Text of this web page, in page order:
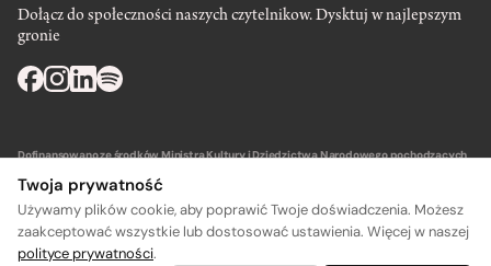
Dołącz do społeczności naszych czytelnikow. Dysktuj w najlepszym
gronie
Dofinansowano ze środków Ministra Kultury i Dziedzictwa Narodowego pochodzących
Twoja prywatność
Używamy plików cookie, aby poprawić Twoje doświadczenia. Możesz
zaakceptować wszystkie lub dostosować ustawienia. Więcej w naszej
polityce prywatności.